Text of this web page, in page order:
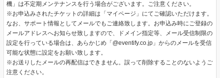
機」は不定期メンテナンスを行う場合がございます。ご注意ください。
※お申込みされたチケットの詳細は「マイページ」にてご確認いただけます。
なお、サポート情報としてメールでもご連絡致します。お申込み時にご登録の
メールアドレスへお知らせ致しますので、ドメイン指定等、メール受信制限の
設定を行っている場合は、あらかじめ「@eventify.co.jp」からのメールを受信
可能な状態に設定をお願い致します。
※お送りしたメールの再配信はできません。誤って削除することのないようご
注意ください。